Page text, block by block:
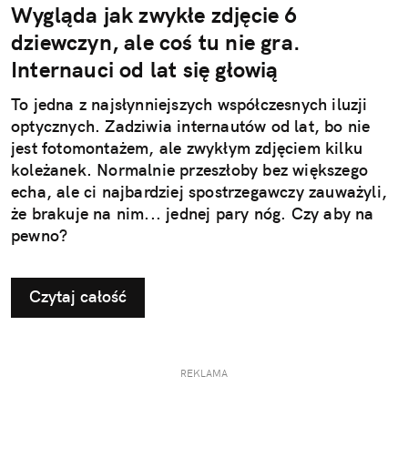
Wygląda jak zwykłe zdjęcie 6
dziewczyn, ale coś tu nie gra.
Internauci od lat się głowią
To jedna z najsłynniejszych współczesnych iluzji
optycznych. Zadziwia internautów od lat, bo nie
jest fotomontażem, ale zwykłym zdjęciem kilku
koleżanek. Normalnie przeszłoby bez większego
echa, ale ci najbardziej spostrzegawczy zauważyli,
że brakuje na nim... jednej pary nóg. Czy aby na
pewno?
Czytaj całość
REKLAMA